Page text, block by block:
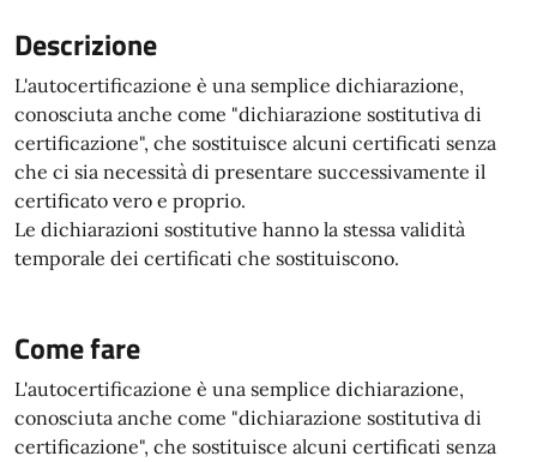
Descrizione
L'autocertificazione è una semplice dichiarazione,
conosciuta anche come "dichiarazione sostitutiva di
certificazione", che sostituisce alcuni certificati senza
che ci sia necessità di presentare successivamente il
certificato vero e proprio.
Le dichiarazioni sostitutive hanno la stessa validità
temporale dei certificati che sostituiscono.
Come fare
L'autocertificazione è una semplice dichiarazione,
conosciuta anche come "dichiarazione sostitutiva di
certificazione", che sostituisce alcuni certificati senza